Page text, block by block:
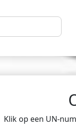
Klik op een UN-